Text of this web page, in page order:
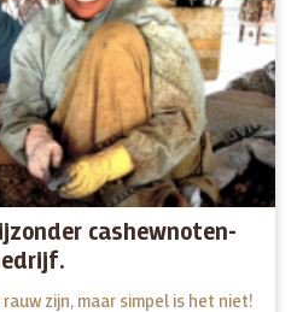
cashewnoten-
zijn, maar simpel is het niet!